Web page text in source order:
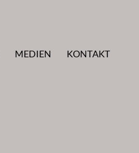
MEDIEN KONTAKT